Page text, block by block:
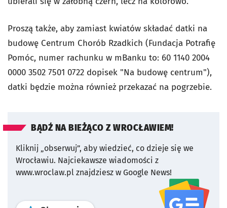
Proszą także, aby zamiast kwiatów składać datki na
budowę Centrum Chorób Rzadkich (Fundacja Potrafię
Pomóc, numer rachunku w mBanku to: 60 1140 2004
0000 3502 7501 0722 dopisek "Na budowę centrum"),
datki będzie można również przekazać na pogrzebie.
BĄDŹ NA BIEŻĄCO Z WROCŁAWIEM!
Kliknij „obserwuj”, aby wiedzieć, co dzieje się we
Wrocławiu. Najciekawsze wiadomości z
www.wroclaw.pl znajdziesz w Google News!